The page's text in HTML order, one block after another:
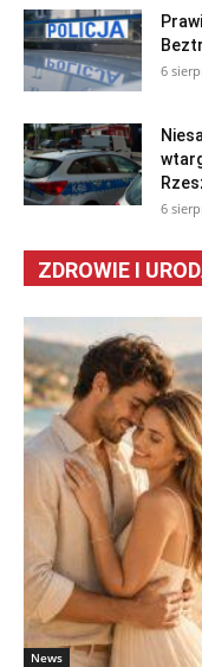
6
6
ZDROWIE I
News